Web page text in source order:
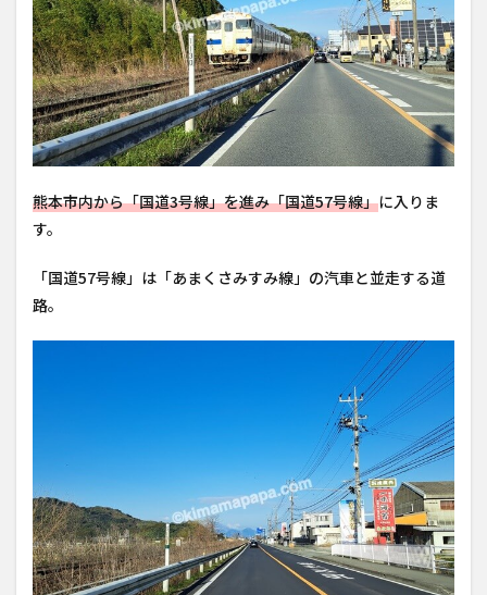
熊本市内から「国道3号線」を進み「国道57号線」に入りま
す。
「国道57号線」は「あまくさみすみ線」の汽車と並走する道
路。